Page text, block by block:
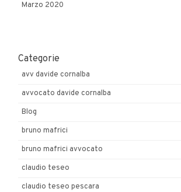
Marzo 2020
Categorie
avv davide cornalba
avvocato davide cornalba
Blog
bruno mafrici
bruno mafrici avvocato
claudio teseo
claudio teseo pescara